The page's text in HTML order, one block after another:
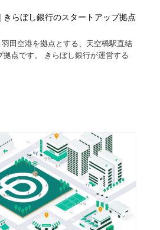
きらぼし銀行のスタートアップ拠点
田空港を拠点とする、天空橋駅直結
拠点です。 きらぼし銀行が運営する